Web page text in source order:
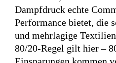
Dampfdruck echte
Performance bietet, die
und mehrlagige
80/20-Regel gilt hier –